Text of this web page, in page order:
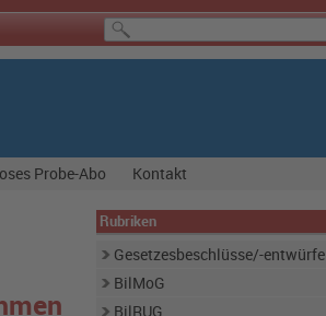
Probe-Abo Kontakt
Rubriken
Gesetzesbeschlüsse/-entwürfe
BilMoG
BilRUG